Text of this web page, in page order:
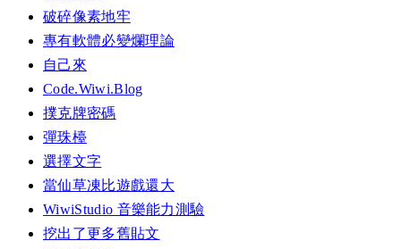
破碎像素地牢
專有軟體必變爛理論
自己來
Code.Wiwi.Blog
撲克牌密碼
彈珠檯
選擇文字
當仙草凍比遊戲還大
WiwiStudio 音樂能力測驗
挖出了更多舊貼文